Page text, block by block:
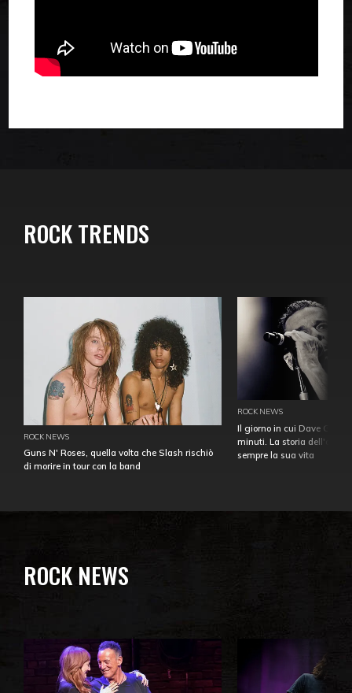
ROCK TRENDS
ROCK NEWS
Guns N' Roses, quella volta che Slash rischiò
di morire in tour con la band
ROCK NEWS
Il giorno in cui Dave
minuti. La storia
sempre la sua vita
ROCK NEWS